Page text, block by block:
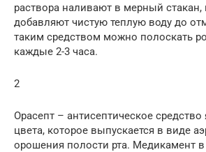
раствора наливают в мерный стакан,
добавляют чистую теплую воду до
таким средством можно полоскать
каждые 2-3 часа.
2
Орасепт – антисептическое средство
цвета, которое выпускается в виде
орошения полости рта. Медикамент